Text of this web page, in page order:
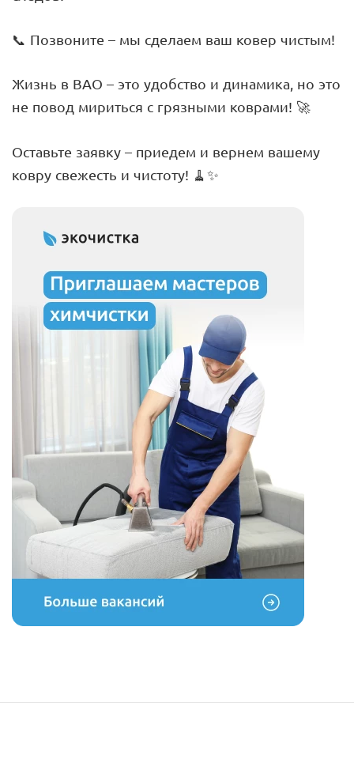
📞 Позвоните – мы сделаем ваш ковер чистым!
Жизнь в ВАО – это удобство и динамика, но это
не повод мириться с грязными коврами! 🚀
Оставьте заявку – приедем и вернем вашему
ковру свежесть и чистоту! 🧹✨